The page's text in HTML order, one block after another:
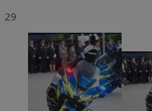
29